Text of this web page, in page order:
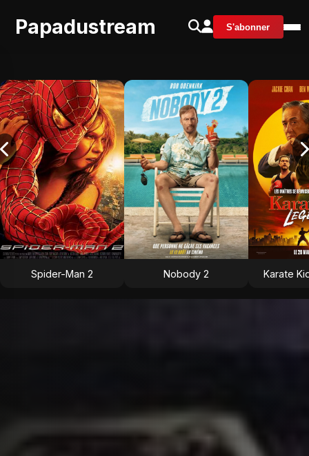
Papadustream S'abonner
Spider-Man 2 Nobody 2 Karate